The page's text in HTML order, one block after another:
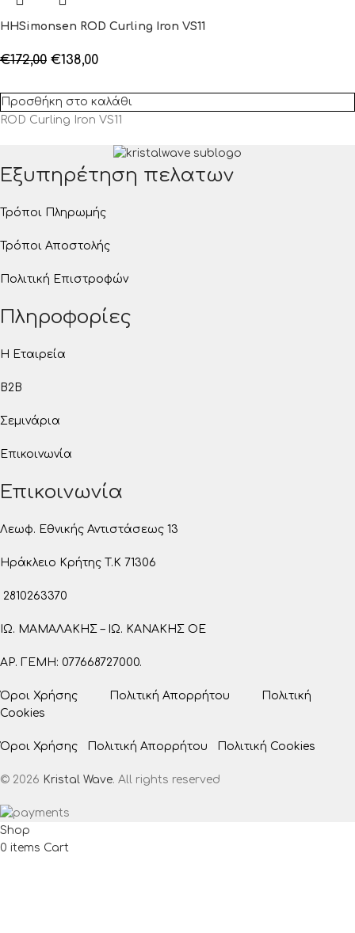
HHSimonsen ROD Curling Iron VS11
€172,00 €138,00
Προσθήκη στο καλάθι
ROD Curling Iron VS11
Εξυπηρέτηση πελατων
Τρόποι Πληρωμής
Τρόποι Αποστολής
Πολιτική Επιστροφών
Πληροφορίες
Η Εταιρεία
B2B
Σεμινάρια
Επικοινωνία
Επικοινωνία
Λεωφ. Εθνικής Αντιστάσεως 13
Ηράκλειο Κρήτης T.K 71306
2810263370
ΙΩ. ΜΑΜΑΛΑΚΗΣ – ΙΩ. ΚΑΝΑΚΗΣ ΟΕ
ΑΡ. ΓΕΜΗ: 077668727000.
Όροι Χρήσης Πολιτική Απορρήτου Πολιτική
Cookies
Όροι Χρήσης Πολιτική Απορρήτου Πολιτική Cookies
© 2026 Kristal Wave. All rights reserved
Shop
0 items Cart